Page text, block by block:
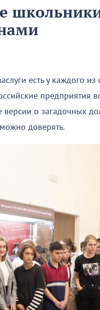
есть у каждого
предприятия
версии о загадочных
доверять.